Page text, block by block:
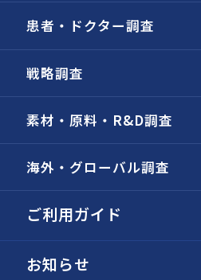
患者・ドクター調査
戦略調査
素材・原料・R&D調査
海外・グローバル調査
ご利用ガイド
お知らせ